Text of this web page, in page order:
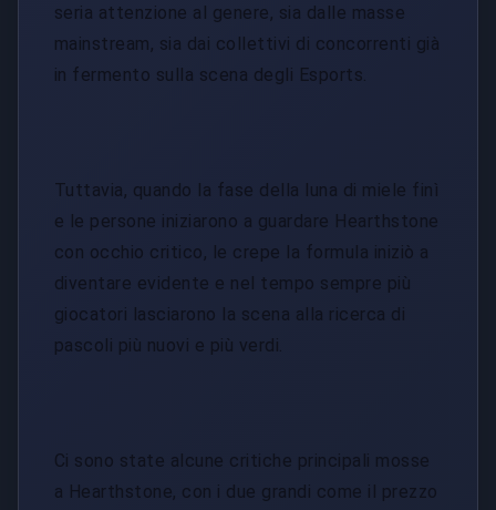
seria attenzione al genere, sia dalle masse
mainstream, sia dai collettivi di concorrenti già
in fermento sulla scena degli Esports.
Tuttavia, quando la fase della luna di miele finì
e le persone iniziarono a guardare Hearthstone
con occhio critico, le crepe la formula iniziò a
diventare evidente e nel tempo sempre più
giocatori lasciarono la scena alla ricerca di
pascoli più nuovi e più verdi.
Ci sono state alcune critiche principali mosse
a Hearthstone, con i due grandi come il prezzo